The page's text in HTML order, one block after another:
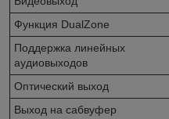
Функция DualZone
Поддержка линейных
аудиовыходов
Оптический выход
Выход на сабвуфер